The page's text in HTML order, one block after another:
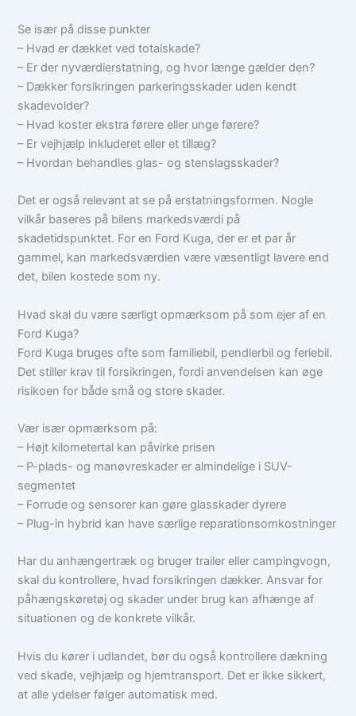
Se især på disse punkter
– Hvad er dækket ved totalskade?
– Er der nyværdierstatning, og hvor længe gælder den?
– Dækker forsikringen parkeringsskader uden kendt
skadevolder?
– Hvad koster ekstra førere eller unge førere?
– Er vejhjælp inkluderet eller et tillæg?
– Hvordan behandles glas- og stenslagsskader?
Det er også relevant at se på erstatningsformen. Nogle
vilkår baseres på bilens markedsværdi på
skadetidspunktet. For en Ford Kuga, der er et par år
gammel, kan markedsværdien være væsentligt lavere end
det, bilen kostede som ny.
Hvad skal du være særligt opmærksom på som ejer af en
Ford Kuga?
Ford Kuga bruges ofte som familiebil, pendlerbil og feriebil.
Det stiller krav til forsikringen, fordi anvendelsen kan øge
risikoen for både små og store skader.
Vær især opmærksom på:
– Højt kilometertal kan påvirke prisen
– P-plads- og manøvreskader er almindelige i SUV-
segmentet
– Forrude og sensorer kan gøre glasskader dyrere
– Plug-in hybrid kan have særlige reparationsomkostninger
Har du anhængertræk og bruger trailer eller campingvogn,
skal du kontrollere, hvad forsikringen dækker. Ansvar for
påhængskøretøj og skader under brug kan afhænge af
situationen og de konkrete vilkår.
Hvis du kører i udlandet, bør du også kontrollere dækning
ved skade, vejhjælp og hjemtransport. Det er ikke sikkert,
at alle ydelser følger automatisk med.